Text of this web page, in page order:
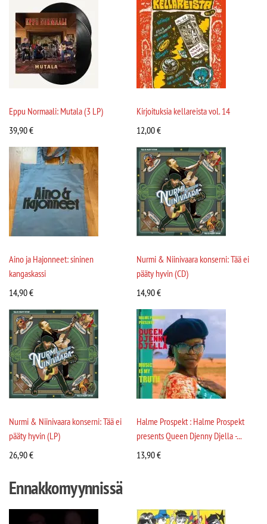
Eppu Normaali: Mutala (3 LP)
39,90€
Kirjoituksia kellareista vol. 14
12,00€
Aino ja Hajonneet: sininen
kangaskassi
14,90€
Nurmi & Niinivaara konserni: Tää ei
pääty hyvin (CD)
14,90€
Nurmi & Niinivaara konserni: Tää ei
pääty hyvin (LP)
26,90€
Halme Prospekt : Halme Prospekt
presents Queen Djenny Djella -...
13,90€
Ennakkomyynnissä